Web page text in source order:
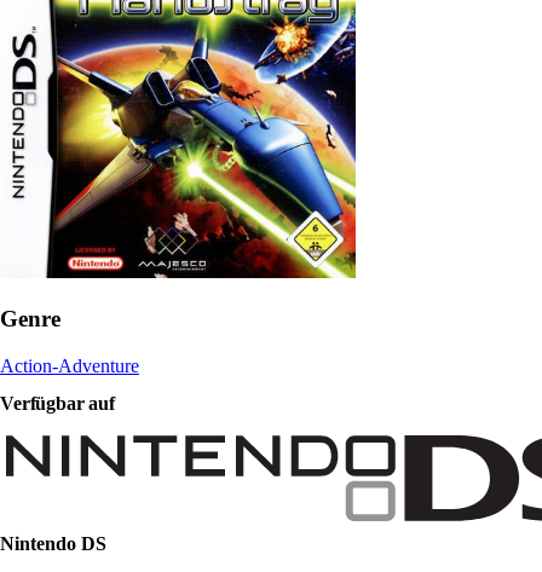
Genre
Action-Adventure
Verfügbar auf
Nintendo DS